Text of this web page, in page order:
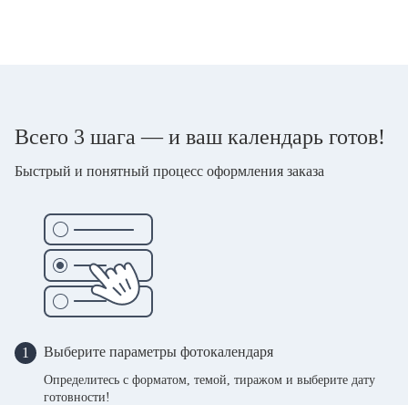
Всего 3 шага — и ваш календарь готов!
Быстрый и понятный процесс оформления заказа
1 Выберите параметры фотокалендаря
Определитесь с форматом, темой, тиражом и выберите дату
готовности!